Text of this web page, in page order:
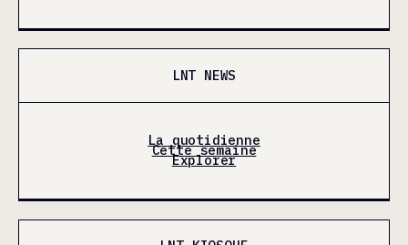
LNT NEWS
La quotidienne
Cette semaine
Explorer